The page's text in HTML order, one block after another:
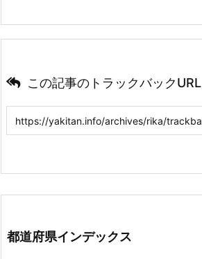
この記事のトラックバックURL
都道府県インデックス